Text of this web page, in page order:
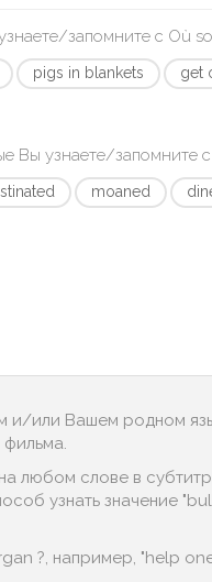
запомните с Où
pigs in blankets get
Вы узнаете/запомните с
moaned
и/или Вашем родном
любом слове в
узнать значение
?, например, "help